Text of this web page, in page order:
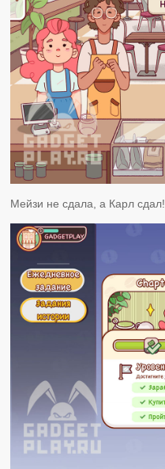
Мейзи не сдала, а Карл сдал!